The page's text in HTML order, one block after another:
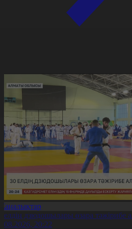
елдің дзюдошылары өзара тәжірибе
20:22